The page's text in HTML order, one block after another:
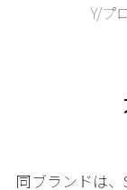
Y/プ
同ブランドは